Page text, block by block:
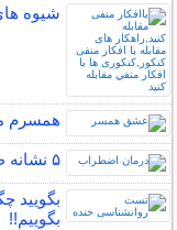
شیوه
همسرم
۵ نشانه‌ ظاهری اضطراب بیمارگونه
بگویید
بگوییم!!